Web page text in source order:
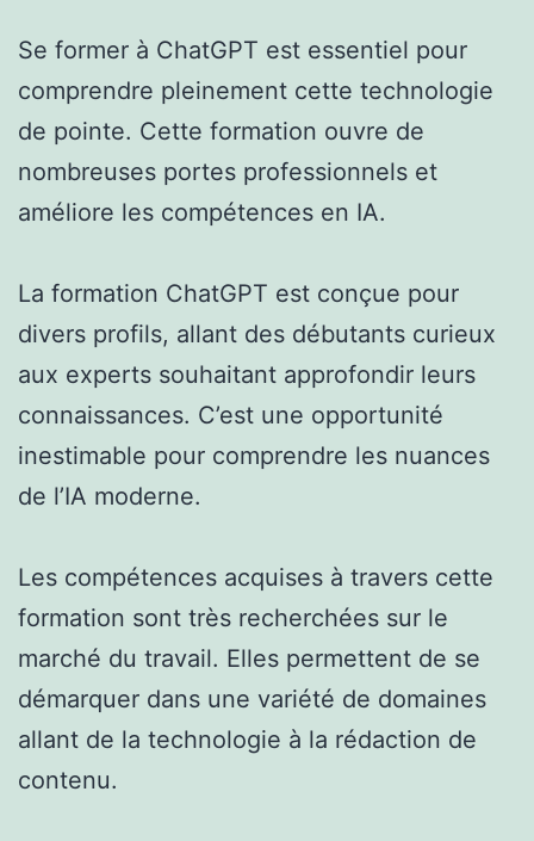
Se former à ChatGPT est essentiel pour
comprendre pleinement cette technologie
de pointe. Cette formation ouvre de
nombreuses portes professionnels et
améliore les compétences en IA.
La formation ChatGPT est conçue pour
divers profils, allant des débutants curieux
aux experts souhaitant approfondir leurs
connaissances. C’est une opportunité
inestimable pour comprendre les nuances
de l’IA moderne.
Les compétences acquises à travers cette
formation sont très recherchées sur le
marché du travail. Elles permettent de se
démarquer dans une variété de domaines
allant de la technologie à la rédaction de
contenu.